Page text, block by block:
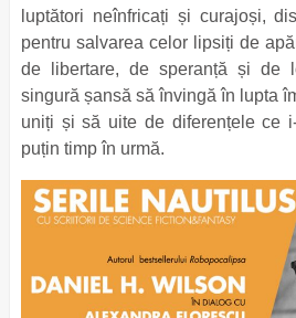
luptători neînfricați și curajoși,
pentru salvarea celor lipsiți de
de libertare, de speranță și de
singură șansă să învingă în lupta
uniți și să uite de diferențele ce
puțin timp în urmă.